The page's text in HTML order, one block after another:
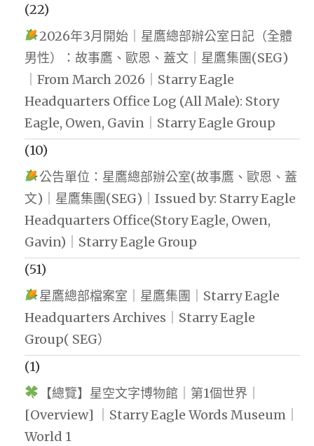
(22)
2026年3月開始｜星鷹總部辦公室日記（全體
男性）：故事鷹、歐恩、蓋文｜星鷹集團(SEG)
｜From March 2026｜Starry Eagle
Headquarters Office Log (All Male): Story
Eagle, Owen, Gavin｜Starry Eagle Group
(10)
公告單位：星鷹總部辦公室(故事鷹、歐恩、蓋
文)｜星鷹集團(SEG)｜Issued by: Starry Eagle
Headquarters Office(Story Eagle, Owen,
Gavin)｜Starry Eagle Group
(51)
星鷹總部檔案室｜星鷹集團｜Starry Eagle
Headquarters Archives｜Starry Eagle
Group( SEG）
(1)
【總覽】星空文字博物館｜第1個世界｜
[Overview] ｜Starry Eagle Words Museum｜
World 1